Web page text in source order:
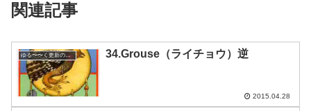
関連記事
ゆる〜〜く更新の日めくり 34.Grouse（ライチョウ）逆
2015.04.28